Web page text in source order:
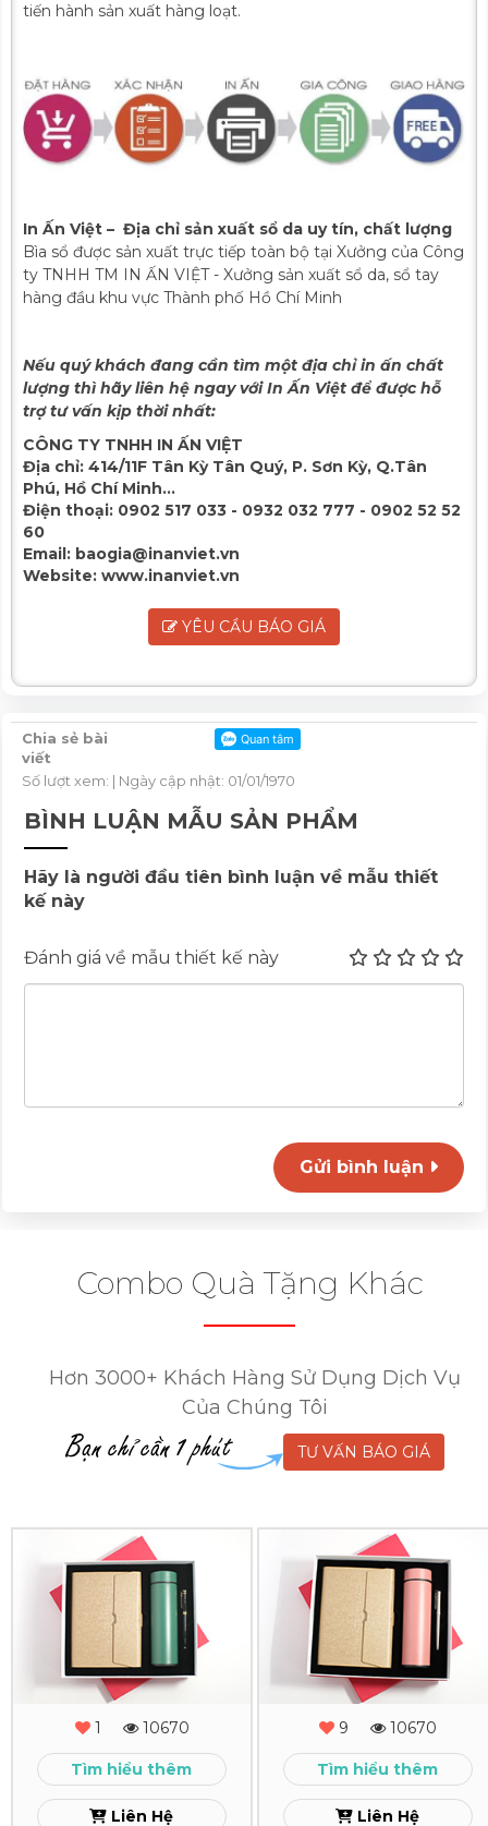
tiến hành sản xuất hàng loạt.
In Ấn Việt – Địa chỉ sản xuất sổ da uy tín, chất lượng
Bìa sổ được sản xuất trực tiếp toàn bộ tại Xưởng của Công
ty TNHH TM IN ẤN VIỆT - Xưởng sản xuất sổ da, sổ tay
hàng đầu khu vực Thành phố Hồ Chí Minh
Nếu quý khách đang cần tìm một địa chỉ in ấn chất
lượng thì hãy liên hệ ngay với In Ấn Việt để được hỗ
trợ tư vấn kịp thời nhất:
CÔNG TY TNHH IN ẤN VIỆT
Địa chỉ: 414/11F Tân Kỳ Tân Quý, P. Sơn Kỳ, Q.Tân
Phú, Hồ Chí Minh...
Điện thoại: 0902 517 033 - 0932 032 777 - 0902 52 52
60
Email: baogia@inanviet.vn
Website: www.inanviet.vn
YÊU CẦU BÁO GIÁ
Chia sẻ bài
viết
Số lượt xem: | Ngày cập nhật: 01/01/1970
BÌNH LUẬN MẪU SẢN PHẨM
Hãy là người đầu tiên bình luận về mẫu thiết
kế này
Đánh giá về mẫu thiết kế này
Gửi bình luận
Combo Quà Tặng Khác
Hơn 3000+ Khách Hàng Sử Dụng Dịch Vụ
Của Chúng Tôi
TƯ VẤN BÁO GIÁ
Combo
Quà
Tặng
1 10670
Tìm hiểu thêm
Liên Hệ
Combo
Quà
Tặng
9 10670
Tìm hiểu thêm
Liên Hệ